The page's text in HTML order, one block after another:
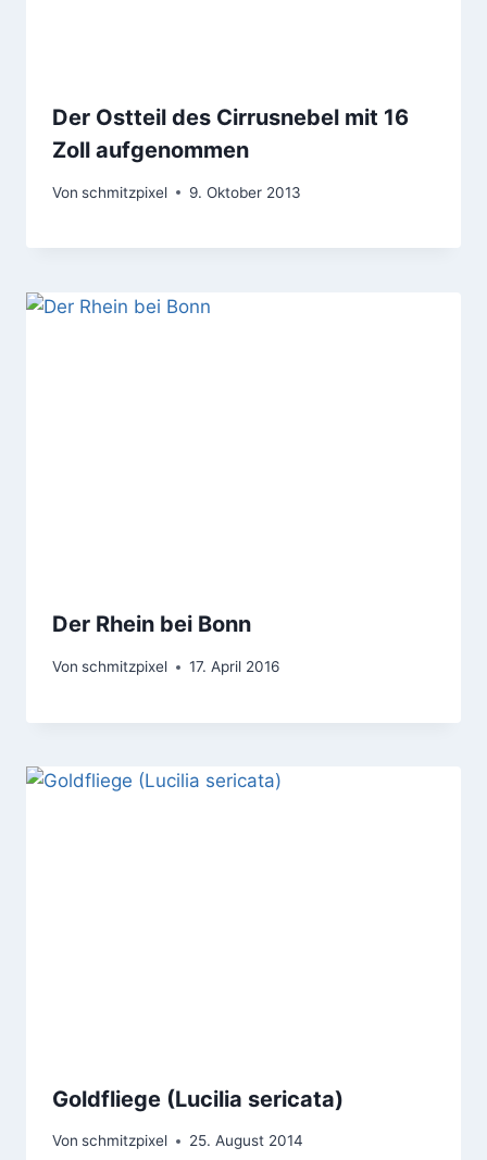
Der Ostteil des Cirrusnebel mit 16
Zoll aufgenommen
Von schmitzpixel 9. Oktober 2013
Der Rhein bei Bonn
Von schmitzpixel 17. April 2016
Goldfliege (Lucilia sericata)
Von schmitzpixel 25. August 2014